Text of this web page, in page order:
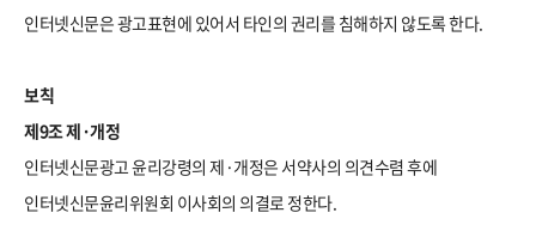
인터넷신문은 광고표현에 있어서 타인의 권리를 침해하지 않도록 한다.
보칙
제9조 제·개정
인터넷신문광고 윤리강령의 제·개정은 서약사의 의견수렴 후에
인터넷신문윤리위원회 이사회의 의결로 정한다.